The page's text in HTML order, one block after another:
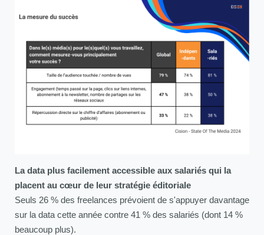
La data plus facilement accessible aux salariés qui la
placent au cœur de leur stratégie éditoriale
Seuls 26 % des freelances prévoient de s'appuyer davantage
sur la data cette année contre 41 % des salariés (dont 14 %
beaucoup plus).